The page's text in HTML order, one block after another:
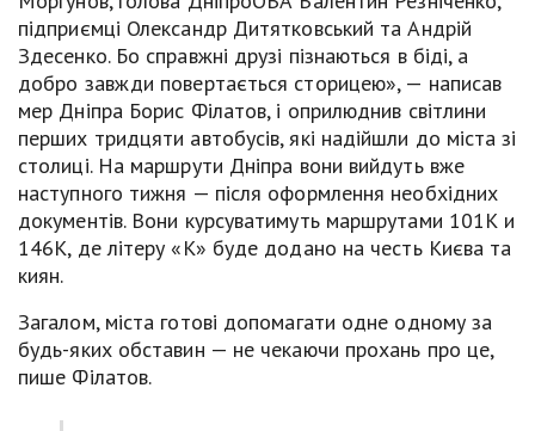
підприємці Олександр Дитятковський та Андрій
Здесенко. Бо справжні друзі пізнаються в біді, а
добро завжди повертається сторицею», — написав
мер Дніпра Борис Філатов, і оприлюднив світлини
перших тридцяти автобусів, які надійшли до міста зі
столиці. На маршрути Дніпра вони вийдуть вже
наступного тижня — після оформлення необхідних
документів. Вони курсуватимуть маршрутами 101К и
146К, де літеру «К» буде додано на честь Києва та
киян.
Загалом, міста готові допомагати одне одному за
будь-яких обставин — не чекаючи прохань про це,
пише Філатов.